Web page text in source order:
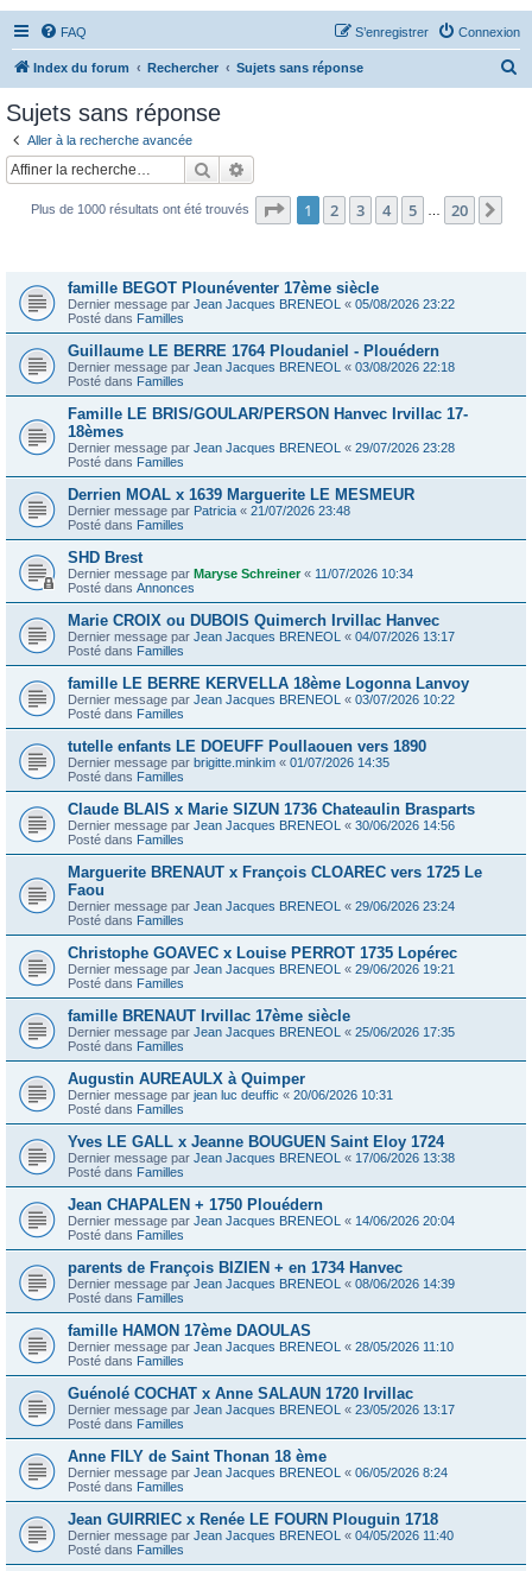
FAQ Connexion
S’enregistrer
Index du forum Rechercher Sujets sans réponse
Sujets sans réponse
Aller à la recherche avancée
Rechercher
Plus de 1000 résultats ont été trouvés Page 1sur20
1 2 3 4 5 20
famille BEGOT Plounéventer 17ème siècle
Dernier message par Jean Jacques BRENEOL « 05/08/2026 23:22
Posté dans Familles
Guillaume LE BERRE 1764 Ploudaniel - Plouédern
Dernier message par Jean Jacques BRENEOL « 03/08/2026 22:18
Posté dans Familles
Famille LE BRIS/GOULAR/PERSON Hanvec Irvillac 17-
18èmes
Dernier message par Jean Jacques BRENEOL « 29/07/2026 23:28
Posté dans Familles
Derrien MOAL x 1639 Marguerite LE MESMEUR
Dernier message par Patricia « 21/07/2026 23:48
Posté dans Familles
SHD Brest
Dernier message par Maryse Schreiner« 11/07/2026 10:34
Posté dans Annonces
Marie CROIX ou DUBOIS Quimerch Irvillac Hanvec
Dernier message par Jean Jacques BRENEOL « 04/07/2026 13:17
Posté dans Familles
famille LE BERRE KERVELLA 18ème Logonna Lanvoy
Dernier message par Jean Jacques BRENEOL « 03/07/2026 10:22
Posté dans Familles
tutelle enfants LE DOEUFF Poullaouen vers 1890
Dernier message par brigitte.minkim « 01/07/2026 14:35
Posté dans Familles
Claude BLAIS x Marie SIZUN 1736 Chateaulin Brasparts
Dernier message par Jean Jacques BRENEOL « 30/06/2026 14:56
Posté dans Familles
Marguerite BRENAUT x François CLOAREC vers 1725 Le
Faou
Dernier message par Jean Jacques BRENEOL « 29/06/2026 23:24
Posté dans Familles
Christophe GOAVEC x Louise PERROT 1735 Lopérec
Dernier message par Jean Jacques BRENEOL « 29/06/2026 19:21
Posté dans Familles
famille BRENAUT Irvillac 17ème siècle
Dernier message par Jean Jacques BRENEOL « 25/06/2026 17:35
Posté dans Familles
Augustin AUREAULX à Quimper
Dernier message par jean luc deuffic « 20/06/2026 10:31
Posté dans Familles
Yves LE GALL x Jeanne BOUGUEN Saint Eloy 1724
Dernier message par Jean Jacques BRENEOL « 17/06/2026 13:38
Posté dans Familles
Jean CHAPALEN + 1750 Plouédern
Dernier message par Jean Jacques BRENEOL « 14/06/2026 20:04
Posté dans Familles
parents de François BIZIEN + en 1734 Hanvec
Dernier message par Jean Jacques BRENEOL « 08/06/2026 14:39
Posté dans Familles
famille HAMON 17ème DAOULAS
Dernier message par Jean Jacques BRENEOL « 28/05/2026 11:10
Posté dans Familles
Guénolé COCHAT x Anne SALAUN 1720 Irvillac
Dernier message par Jean Jacques BRENEOL « 23/05/2026 13:17
Posté dans Familles
Anne FILY de Saint Thonan 18 ème
Dernier message par Jean Jacques BRENEOL « 06/05/2026 8:24
Posté dans Familles
Jean GUIRRIEC x Renée LE FOURN Plouguin 1718
Dernier message par Jean Jacques BRENEOL « 04/05/2026 11:40
Posté dans Familles